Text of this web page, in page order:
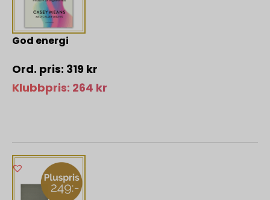
God energi
319 kr
Klubbpris: 264 kr